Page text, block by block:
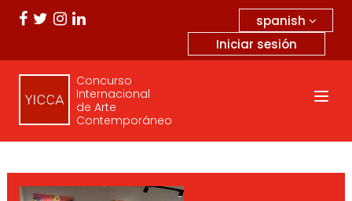
spanish
Iniciar sesión
Concurso
Internacional
de Arte
Contemporáneo